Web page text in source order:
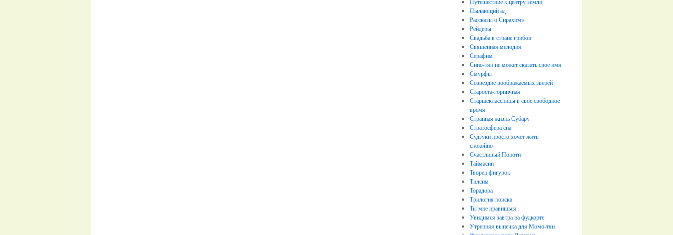
Пылающий ад
Рассказы о Сирахимэ
Рейдеры
Свадьба в стране грибов
Священная мелодия
Серафим
Сино-тян не может сказать свое имя
Смурфы
Созвездие воображаемых зверей
Староста-горничная
Старшеклассницы в свое свободное
время
Странная жизнь Субару
Стратосфера сна
Судзуки просто хочет жить
спокойно
Счастливый Попоти
Таймасин
Творец фигурок
Тилсим
Торадора
Трилогия поиска
Ты мне нравишься
Увидимся завтра на фудкорте
Утренняя выпечка для Момо-тян